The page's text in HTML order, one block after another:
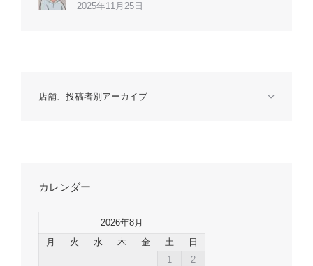
2025年11月25日
店舗、投稿者別アーカイブ
カレンダー
2026年8月
月
火 水 木 金 土
日
1
2